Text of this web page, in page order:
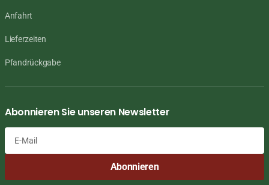
Anfahrt
Lieferzeiten
Pfandrückgabe
Abonnieren Sie unseren Newsletter
Abonnieren